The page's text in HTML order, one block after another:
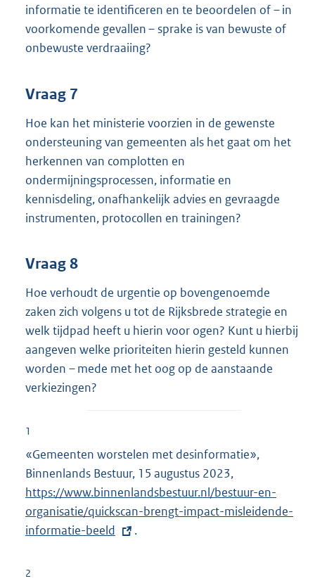
informatie te identificeren en te beoordelen of – in
voorkomende gevallen – sprake is van bewuste of
onbewuste verdraaiing?
Vraag 7
Hoe kan het ministerie voorzien in de gewenste
ondersteuning van gemeenten als het gaat om het
herkennen van complotten en
ondermijningsprocessen, informatie en
kennisdeling, onafhankelijk advies en gevraagde
instrumenten, protocollen en trainingen?
Vraag 8
Hoe verhoudt de urgentie op bovengenoemde
zaken zich volgens u tot de Rijksbrede strategie en
welk tijdpad heeft u hierin voor ogen? Kunt u hierbij
aangeven welke prioriteiten hierin gesteld kunnen
worden – mede met het oog op de aanstaande
verkiezingen?
1
«Gemeenten worstelen met desinformatie»,
Binnenlands Bestuur, 15 augustus 2023,
x
t
https://www.binnenlandsbestuur.nl/bestuur-en-
organisatie/quickscan-brengt-impact-misleidende-
informatie-beeld
.
2